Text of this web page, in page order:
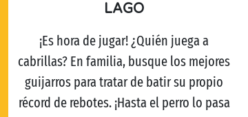
LAGO
¡Es hora de jugar! ¿Quién juega a
cabrillas? En familia, busque los mejores
guijarros para tratar de batir su propio
récord de rebotes. ¡Hasta el perro lo pasa